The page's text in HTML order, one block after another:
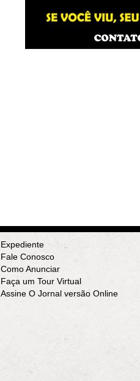
Expediente
Fale Conosco
Como Anunciar
Faça um Tour Virtual
Assine O Jornal versão Online